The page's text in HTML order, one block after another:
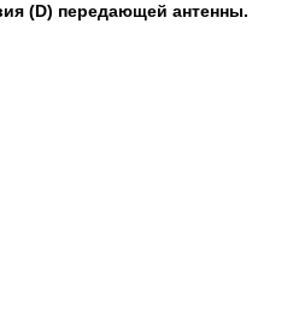
(D) передающей антенны.